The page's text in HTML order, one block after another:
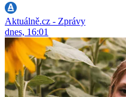
Aktuálně.cz - Zprávy
dnes, 16:01